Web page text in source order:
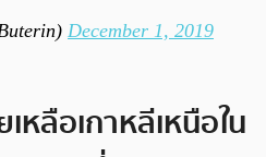
December 1, 2019
หลือเกาหลีเหนือใน